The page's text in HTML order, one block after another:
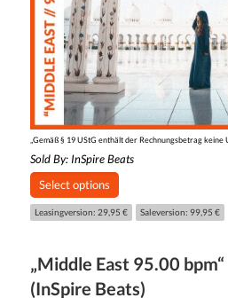
„Gemäß § 19 UStG enthält der Rechnungsbetrag keine
Sold By: InSpire Beats
Select options
Leasingversion: 29,95 € Saleversion: 99,95 €
„Middle East 95.00 bpm“
(InSpire Beats)